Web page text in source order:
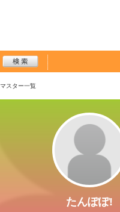
スター一覧
たんぽぽ!